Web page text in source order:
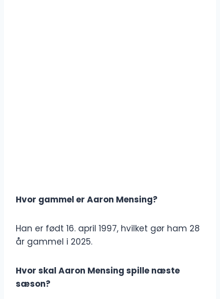
Hvor gammel er Aaron Mensing?
Han er født 16. april 1997, hvilket gør ham 28
år gammel i 2025.
Hvor skal Aaron Mensing spille næste
sæson?